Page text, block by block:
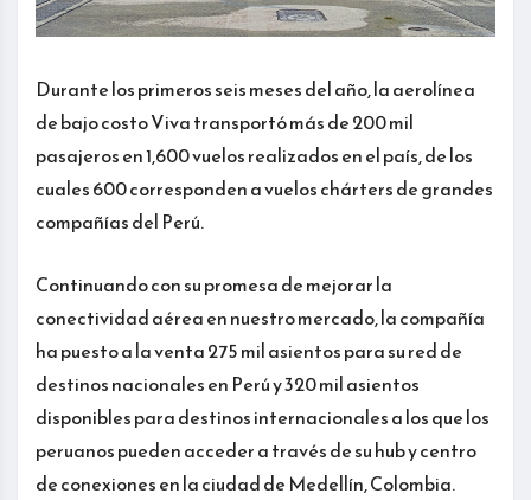
Durante los primeros seis meses del año, la aerolínea
de bajo costo Viva transportó más de 200 mil
pasajeros en 1,600 vuelos realizados en el país, de los
cuales 600 corresponden a vuelos chárters de grandes
compañías del Perú.
Continuando con su promesa de mejorar la
conectividad aérea en nuestro mercado, la compañía
ha puesto a la venta 275 mil asientos para su red de
destinos nacionales en Perú y 320 mil asientos
disponibles para destinos internacionales a los que los
peruanos pueden acceder a través de su hub y centro
de conexiones en la ciudad de Medellín, Colombia.